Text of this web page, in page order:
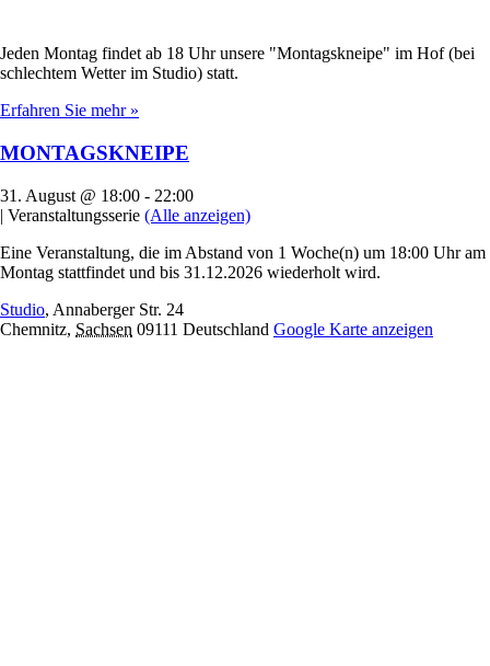
Jeden Montag findet ab 18 Uhr unsere "Montagskneipe" im Hof (bei
schlechtem Wetter im Studio) statt.
Erfahren Sie mehr »
MONTAGSKNEIPE
31. August @ 18:00 - 22:00
| Veranstaltungsserie (Alle anzeigen)
Eine Veranstaltung, die im Abstand von 1 Woche(n) um 18:00 Uhr am
Montag stattfindet und bis 31.12.2026 wiederholt wird.
Studio, Annaberger Str. 24
Chemnitz, Sachsen 09111 Deutschland Google Karte anzeigen